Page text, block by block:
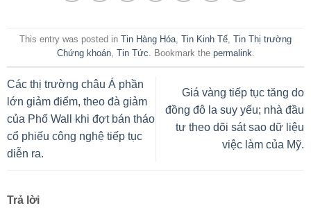
This entry was posted in Tin Hàng Hóa, Tin Kinh Tế, Tin Thị trường
Chứng khoán, Tin Tức. Bookmark the permalink.
Các thị trường châu Á phần
lớn giảm điểm, theo đà giảm
của Phố Wall khi đợt bán tháo
cổ phiếu công nghệ tiếp tục
diễn ra.
Giá vàng tiếp tục tăng do
đồng đô la suy yếu; nhà đầu
tư theo dõi sát sao dữ liệu
việc làm của Mỹ.
Trả lời